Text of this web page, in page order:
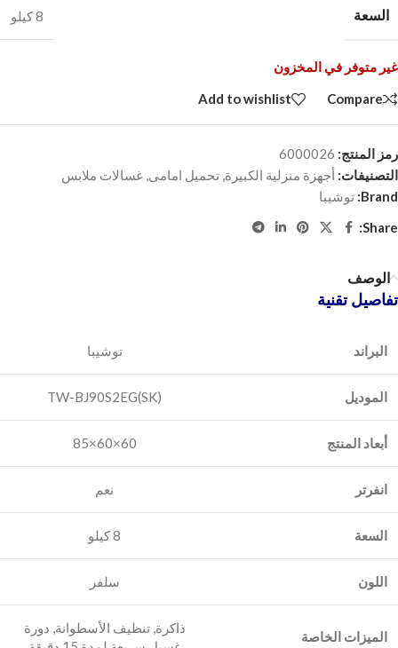
السعة 8 كيلو
غير متوفر في المخزون
Compare
Add to wishlist
رمز المنتج: 6000026
التصنيفات: أجهزة منزلية الكبيرة, تحميل امامى, غسالات ملابس
Brand: توشيبا
Share:
الوصف
تفاصيل تقنية
البراند ‎توشيبا
الموديل TW-BJ90S2EG(SK)
أبعاد المنتج 60×60×85
انفرتر
السعة 8 كيلو
اللون سلفر
الميزات الخاصة
‎ذاكرة, تنظيف الأسطوانة, دورة